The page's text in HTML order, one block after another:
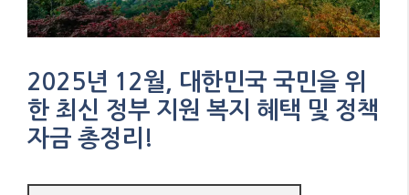
2025년 12월, 대한민국 국민을 위
한 최신 정부 지원 복지 혜택 및 정책
자금 총정리!